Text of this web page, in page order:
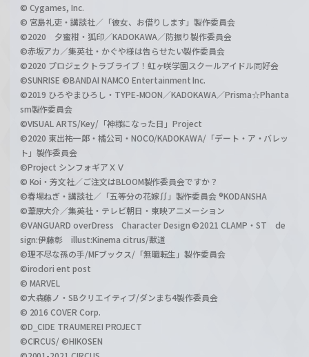
© Cygames, Inc.
© 宮島礼吏・講談社／「彼女、お借りします」製作委員会
©2020 夕蜜柑・狐印／KADOKAWA／防振り製作委員会
©赤坂アカ／集英社・かぐや様は告らせたい製作委員会
©2020 プロジェクトラブライブ！虹ヶ咲学園スクールアイドル同好会
©SUNRISE ©BANDAI NAMCO Entertainment Inc.
©2019 ひろやまひろし・TYPE-MOON／KADOKAWA／Prisma☆Phanta
sm製作委員会
©VISUAL ARTS/Key/「神様になった日」Project
©2020 東出祐一郎・橘公司・NOCO/KADOKAWA/「デート・ア・バレッ
ト」製作委員会
©Project シンフォギアＸＶ
© Koi・芳文社／ご注文はBLOOM製作委員会ですか？
©春場ねぎ・講談社／「五等分の花嫁∬」製作委員会 ®KODANSHA
©葦原大介／集英社・テレビ朝日・東映アニメーション
©VANGUARD overDress Character Design ©2021 CLAMP・ST de
sign:伊藤彰 illust:Kinema citrus/獣道
©理不尽な孫の手/MFブックス/「無職転生」製作委員会
©irodori ent post
© MARVEL
©大森藤ノ・SBクリエイティブ/ダンまち4製作委員会
© 2016 COVER Corp.
©D_CIDE TRAUMEREI PROJECT
©CIRCUS/ ©HIKOSEN